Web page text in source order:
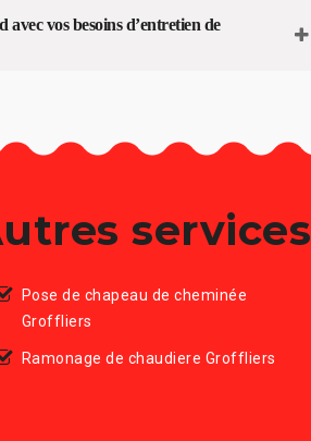
vos besoins d’entretien de
services
Pose de chapeau de cheminée
Groffliers
Ramonage de chaudiere Groffliers